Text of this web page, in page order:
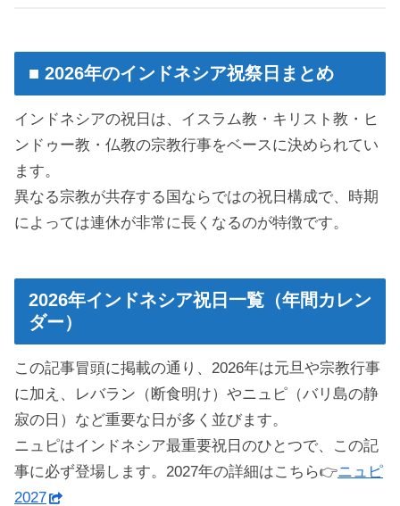
■ 2026年のインドネシア祝祭日まとめ
インドネシアの祝日は、イスラム教・キリスト教・ヒ
ンドゥー教・仏教の宗教行事をベースに決められてい
ます。
異なる宗教が共存する国ならではの祝日構成で、時期
によっては連休が非常に長くなるのが特徴です。
2026年インドネシア祝日一覧（年間カレン
ダー）
この記事冒頭に掲載の通り、2026年は元旦や宗教行事
に加え、レバラン（断食明け）やニュピ（バリ島の静
寂の日）など重要な日が多く並びます。
ニュピはインドネシア最重要祝日のひとつで、この記
事に必ず登場します。2027年の詳細はこちら👉ニュピ
2027